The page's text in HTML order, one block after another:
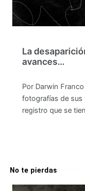
La
avances…
Por Darwin
fotografías de sus
registro que se
No te pierdas